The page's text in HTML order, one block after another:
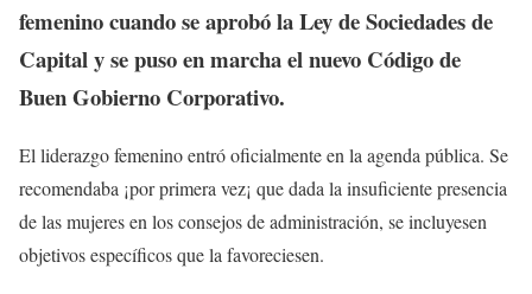
femenino cuando se aprobó la Ley de Sociedades de
Capital y se puso en marcha el nuevo Código de
Buen Gobierno Corporativo.
El liderazgo femenino entró oficialmente en la agenda pública. Se
recomendaba ¡por primera vez¡ que dada la insuficiente presencia
de las mujeres en los consejos de administración, se incluyesen
objetivos específicos que la favoreciesen.